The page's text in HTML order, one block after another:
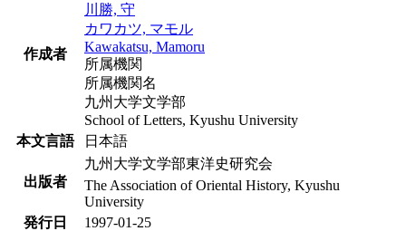
作成者
川勝, 守
カワカツ, マモル
Kawakatsu, Mamoru
所属機関
所属機関名
九州大学文学部
School of Letters, Kyushu University
本文言語
日本語
出版者
九州大学文学部東洋史研究会
The Association of Oriental History, Kyushu
University
発行日
1997-01-25